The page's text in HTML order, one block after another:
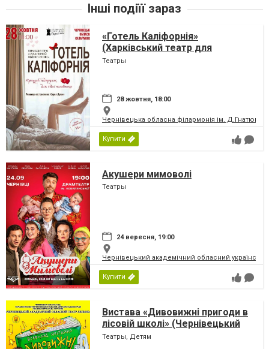
Інші подіїї зараз
«Готель Каліфорнія»
(Харківський театр для
дорослих)
Театры
28 жовтня, 18:00
Чернівецька обласна філармонія ім. Д.Гнатюка
Купити
Акушери мимоволі
Театры
24 вересня, 19:00
Чернівецький академічний обласний
Купити
Вистава «Дивовижні пригоди в
лісовій школі» (Чернівецький
театр ляльок)
Театры, Детям